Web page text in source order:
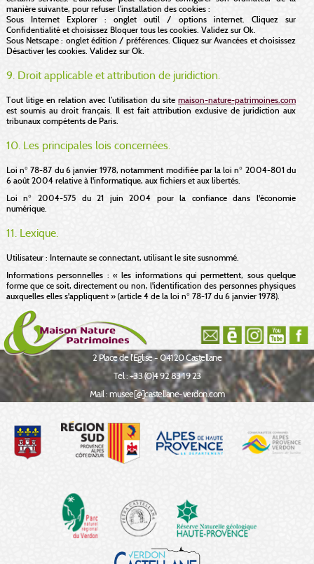
manière suivante, pour refuser l’installation des cookies :
Sous Internet Explorer : onglet outil / options internet. Cliquez sur
Confidentialité et choisissez Bloquer tous les cookies. Validez sur Ok.
Sous Netscape : onglet édition / préférences. Cliquez sur Avancées et choisissez
Désactiver les cookies. Validez sur Ok.
9. Droit applicable et attribution de juridiction.
Tout litige en relation avec l’utilisation du site maison-nature-patrimoines.com
est soumis au droit français. Il est fait attribution exclusive de juridiction aux
tribunaux compétents de Paris.
10. Les principales lois concernées.
Loi n° 78-87 du 6 janvier 1978, notamment modifiée par la loi n° 2004-801 du
6 août 2004 relative à l'informatique, aux fichiers et aux libertés.
Loi n° 2004-575 du 21 juin 2004 pour la confiance dans l'économie
numérique.
11. Lexique.
Utilisateur : Internaute se connectant, utilisant le site susnommé.
Informations personnelles : « les informations qui permettent, sous quelque
forme que ce soit, directement ou non, l'identification des personnes physiques
auxquelles elles s'appliquent » (article 4 de la loi n° 78-17 du 6 janvier 1978).
2 Place de l'Eglise - 04120 Castellane
Tel : +33 (0)4 92 83 19 23
Mail : musee[@]castellane-verdon.com